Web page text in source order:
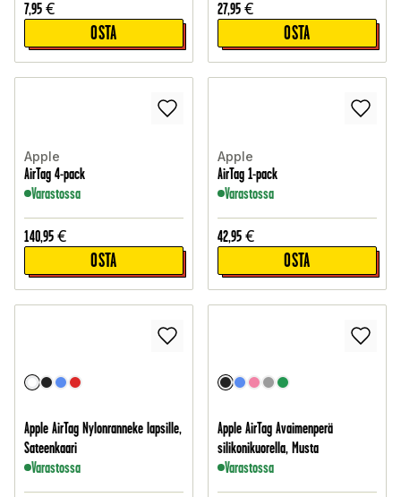
7,95 €
OSTA
27,95 €
OSTA
Apple
AirTag 4-pack
Varastossa
140,95 €
OSTA
Apple
AirTag 1-pack
Varastossa
42,95 €
OSTA
Apple AirTag Nylonranneke lapsille,
Sateenkaari
Varastossa
Apple AirTag Avaimenperä
silikonikuorella, Musta
Varastossa